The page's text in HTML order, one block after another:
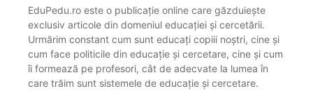
EduPedu.ro este o publicație online care găzduiește
exclusiv articole din domeniul educației și cercetării.
Urmărim constant cum sunt educați copiii noștri, cine și
cum face politicile din educație și cercetare, cine și cum
îi formează pe profesori, cât de adecvate la lumea în
care trăim sunt sistemele de educație și cercetare.